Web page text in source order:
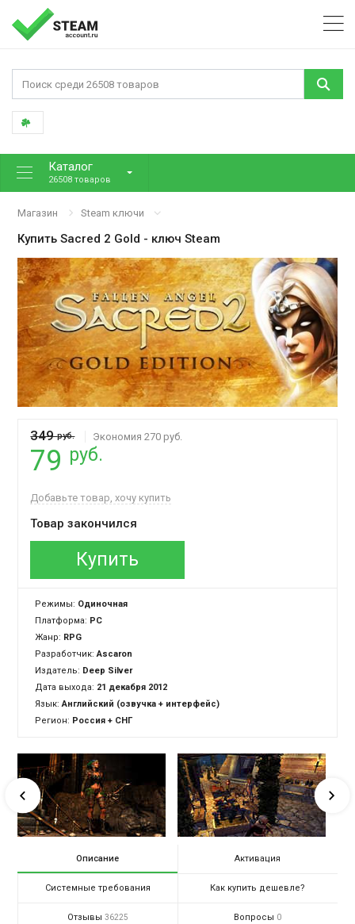
Каталог
26508 товаров
Магазин Steam ключи
КупитьSacred 2 Gold - ключ Steam
349руб. Экономия 270 руб.
79 руб.
Добавьте товар, хочу купить
Товар закончился
Купить
Режимы: Одиночная
Платформа: PC
Жанр: RPG
Разработчик:Ascaron
Издатель: Deep Silver
Дата выхода: 21 декабря 2012
Язык:Английский (озвучка + интерфейс)
Регион: Россия + СНГ
Описание Активация
Системные требования Как купить дешевле?
Отзывы 36225 Вопросы 0